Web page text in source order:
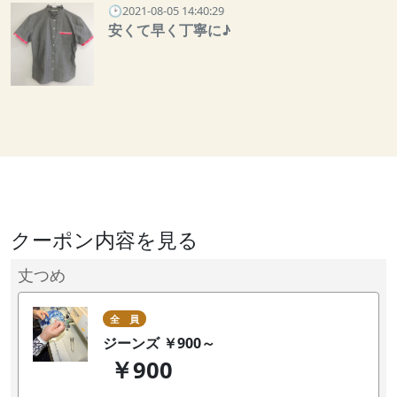
🕑2021-08-05 14:40:29
安くて早く丁寧に♪
クーポン内容を見る
丈つめ
全 員
ジーンズ ￥900～
￥900